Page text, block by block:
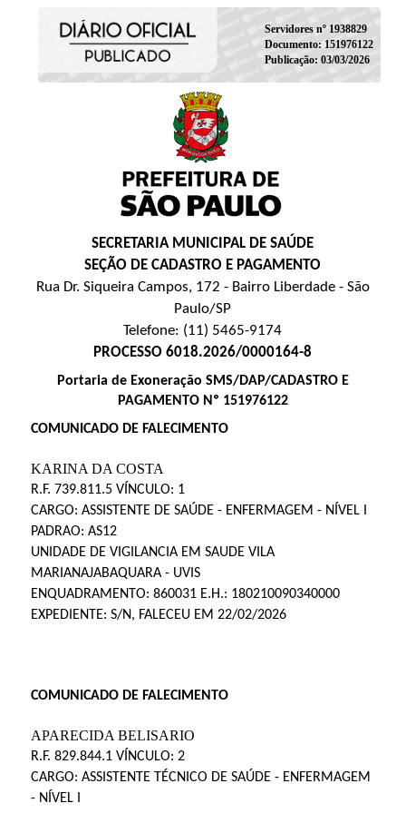
Servidores nº 1938829
Documento: 151976122
Publicação: 03/03/2026
SECRETARIA MUNICIPAL DE SAÚDE
SEÇÃO DE CADASTRO E PAGAMENTO
Rua Dr. Siqueira Campos, 172 - Bairro Liberdade - São
Paulo/SP
Telefone: (11) 5465-9174
PROCESSO 6018.2026/0000164-8
Portaria de Exoneração SMS/DAP/CADASTRO E
PAGAMENTO Nº 151976122
COMUNICADO DE FALECIMENTO
KARINA DA COSTA
R.F. 739.811.5 VÍNCULO: 1
CARGO: ASSISTENTE DE SAÚDE - ENFERMAGEM - NÍVEL I
PADRAO: AS12
UNIDADE DE VIGILANCIA EM SAUDE VILA
MARIANAJABAQUARA - UVIS
ENQUADRAMENTO: 860031 E.H.: 180210090340000
EXPEDIENTE: S/N, FALECEU EM 22/02/2026
COMUNICADO DE FALECIMENTO
APARECIDA BELISARIO
R.F. 829.844.1 VÍNCULO: 2
CARGO: ASSISTENTE TÉCNICO DE SAÚDE - ENFERMAGEM
- NÍVEL I